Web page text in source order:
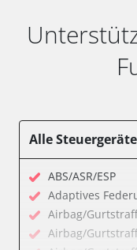
Alle Steuergeräte
ABS/ASR/ESP
Adaptives
Airbag/
Airbag/